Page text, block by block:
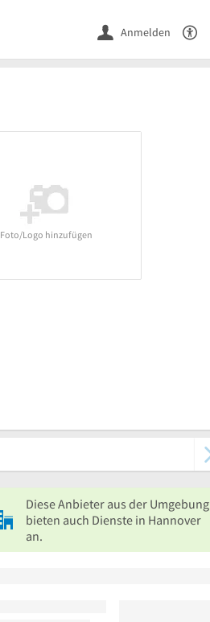
Anmelden
Foto/Logo hinzufügen
Diese Anbieter aus der Umgebung
bieten auch Dienste in Hannover
an.